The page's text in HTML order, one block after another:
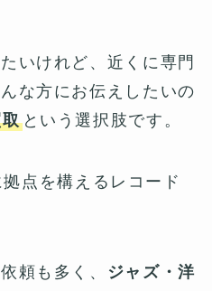
いけれど、近くに専門
な方にお伝えしたいの
という選択肢です。
点を構えるレコード
頼も多く、
ジャズ・洋